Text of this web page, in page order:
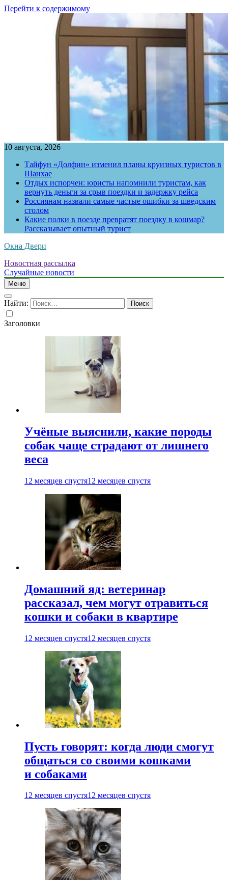
Перейти к содержимому
10 августа, 2026
Тайфун «Долфин» изменил планы круизных туристов в
Шанхае
Отдых испорчен: юристы напомнили туристам, как
вернуть деньги за срыв поездки и задержку рейса
Россиянам назвали самые частые ошибки за шведским
столом
Какие полки в поезде превратят поездку в кошмар?
Рассказывает опытный турист
Окна Двери
Новостная рассылка
Случайные новости
Меню
Найти:
Заголовки
Учёные выяснили, какие породы
собак чаще страдают от лишнего
веса
12 месяцев спустя12 месяцев спустя
Домашний яд: ветеринар
рассказал, чем могут отравиться
кошки и собаки в квартире
12 месяцев спустя12 месяцев спустя
Пусть говорят: когда люди смогут
общаться со своими кошками
и собаками
12 месяцев спустя12 месяцев спустя